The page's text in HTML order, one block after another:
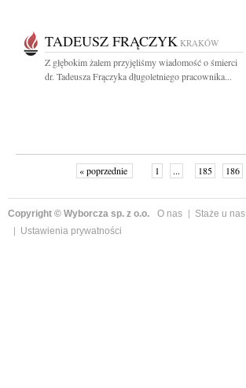
TADEUSZ FRĄCZYK KRAKÓW
Z głębokim żalem przyjęliśmy wiadomość o śmierci
dr. Tadeusza Frączyka długoletniego pracownika...
« poprzednie 1 ... 185 186
Copyright © Wyborcza sp. z o.o. O nas Staże u nas
Ustawienia prywatności